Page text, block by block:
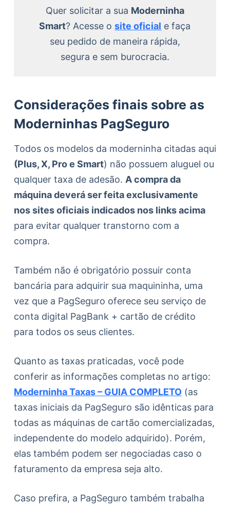
Quer solicitar a sua Moderninha
Smart? Acesse osite oficial e faça
seu pedido de maneira rápida,
segura e sem burocracia.
Considerações finais sobre as
Moderninhas PagSeguro
Todos os modelos da moderninha citadas aqui
(Plus, X, Pro e Smart) não possuem aluguel ou
qualquer taxa de adesão. A compra da
máquina deverá ser feita exclusivamente
nos sites oficiais indicados nos links acima
para evitar qualquer transtorno com a
compra.
Também não é obrigatório possuir conta
bancária para adquirir sua maquininha, uma
vez que a PagSeguro oferece seu serviço de
conta digital PagBank + cartão de crédito
para todos os seus clientes.
Quanto as taxas praticadas, você pode
conferir as informações completas no artigo:
Moderninha Taxas – GUIA COMPLETO(as
taxas iniciais da PagSeguro são idênticas para
todas as máquinas de cartão comercializadas,
independente do modelo adquirido). Porém,
elas também podem ser negociadas caso o
faturamento da empresa seja alto.
Caso prefira, a PagSeguro também trabalha